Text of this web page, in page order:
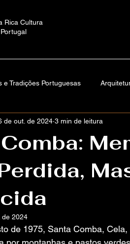
Rica Cultura
e Tradições Portuguesas
Memórias de Santa Comba
Mundos Imaginários: Histórias
Estante Lusófona
de out. de 2024 3 min de leitura
de 2024
de 1975, Santa Comba,